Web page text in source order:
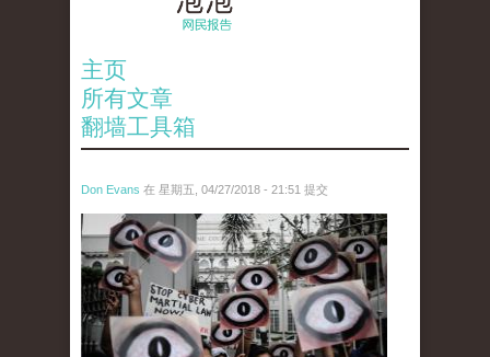
主页
所有文章
翻墙工具箱
Don Evans 在 星期五, 04/27/2018 - 21:51 提交
wechatimg1134_1.jpeg